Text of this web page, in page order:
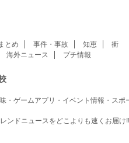
とめ 事件・事故 知恵
衝
海外ニュース プチ情報
・ゲームアプリ・イベント情報・スポ
ンドニュースをどこよりも速くお届け!!